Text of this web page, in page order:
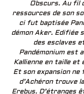
Obscurs. Au fil
ressources de son
ci fut baptisée
démon Aker. Edifiée
des esclaves
Pandémonium est
Kallienne en taille et
Et son expansion ne
d’Achéron trouve
Erebus. D’étranges